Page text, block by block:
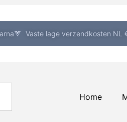
Vaste lage verzendkosten NL
Home